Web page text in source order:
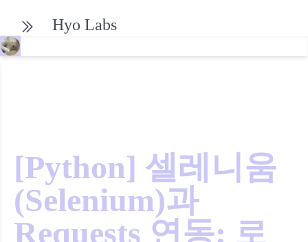
Hyo Labs
[Python] 셀레니움
(Selenium)과
Requests 연동: 로